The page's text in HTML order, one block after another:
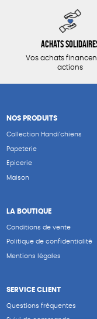
Achats
Vos achats
actions
NOS PRODUITS
Collection Handi’chiens
Papeterie
Epicerie
Maison
LA BOUTIQUE
Conditions de vente
Politique de confidentialité
Mentions légales
SERVICE CLIENT
Questions fréquentes